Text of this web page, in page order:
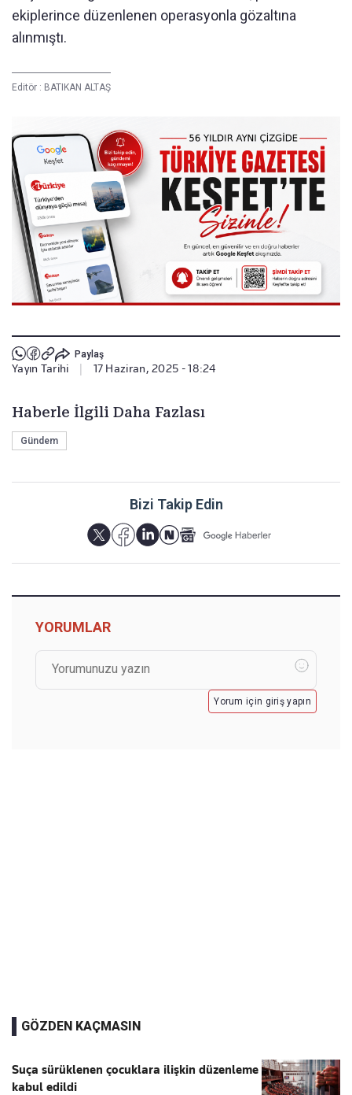
ekiplerince düzenlenen operasyonla gözaltına
alınmıştı.
Editör : BATIKAN ALTAŞ
Paylaş
Yayın Tarihi 17 Haziran, 2025 - 18:24
Haberle İlgili Daha Fazlası
Gündem
Bizi Takip Edin
YORUMLAR
Yorum için giriş yapın
GÖZDEN KAÇMASIN
Suça sürüklenen çocuklara ilişkin düzenleme
kabul edildi